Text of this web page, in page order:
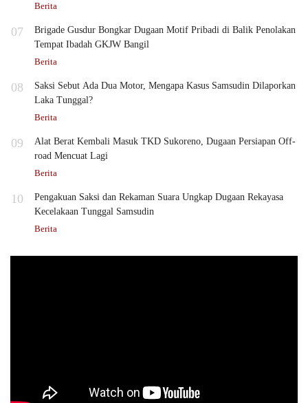
Berita
07
Brigade Gusdur Bongkar Dugaan Motif Pribadi di Balik Penolakan
Tempat Ibadah GKJW Bangil
Berita
08
Saksi Sebut Ada Dua Motor, Mengapa Kasus Samsudin Dilaporkan
Laka Tunggal?
Berita
09
Alat Berat Kembali Masuk TKD Sukoreno, Dugaan Persiapan Off-
road Mencuat Lagi
Berita
10
Pengakuan Saksi dan Rekaman Suara Ungkap Dugaan Rekayasa
Kecelakaan Tunggal Samsudin
Berita